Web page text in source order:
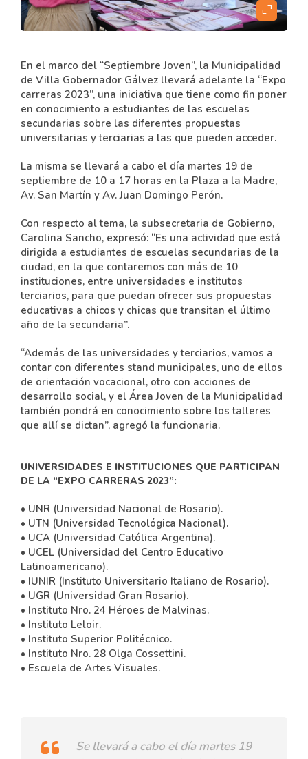
expand_content
En el marco del “Septiembre Joven”, la Municipalidad
de Villa Gobernador Gálvez llevará adelante la “Expo
carreras 2023”, una iniciativa que tiene como fin poner
en conocimiento a estudiantes de las escuelas
secundarias sobre las diferentes propuestas
universitarias y terciarias a las que pueden acceder.
La misma se llevará a cabo el día martes 19 de
septiembre de 10 a 17 horas en la Plaza a la Madre,
Av. San Martín y Av. Juan Domingo Perón.
Con respecto al tema, la subsecretaria de Gobierno,
Carolina Sancho, expresó: “Es una actividad que está
dirigida a estudiantes de escuelas secundarias de la
ciudad, en la que contaremos con más de 10
instituciones, entre universidades e institutos
terciarios, para que puedan ofrecer sus propuestas
educativas a chicos y chicas que transitan el último
año de la secundaria”.
“Además de las universidades y terciarios, vamos a
contar con diferentes stand municipales, uno de ellos
de orientación vocacional, otro con acciones de
desarrollo social, y el Área Joven de la Municipalidad
también pondrá en conocimiento sobre los talleres
que allí se dictan”, agregó la funcionaria.
UNIVERSIDADES E INSTITUCIONES QUE PARTICIPAN
DE LA “EXPO CARRERAS 2023”:
• UNR (Universidad Nacional de Rosario).
• UTN (Universidad Tecnológica Nacional).
• UCA (Universidad Católica Argentina).
• UCEL (Universidad del Centro Educativo
Latinoamericano).
• IUNIR (Instituto Universitario Italiano de Rosario).
• UGR (Universidad Gran Rosario).
• Instituto Nro. 24 Héroes de Malvinas.
• Instituto Leloir.
• Instituto Superior Politécnico.
• Instituto Nro. 28 Olga Cossettini.
• Escuela de Artes Visuales.
Se llevará a cabo el día martes 19